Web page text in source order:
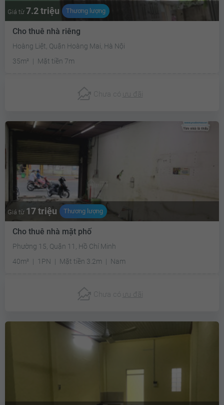
Giá từ 7.2 triệu Thương lượng
Cho thuê nhà riêng
Hoàng Liệt, Quận Hoàng Mai, Hà Nội
35m²
Mặt tiền 7m
Chưa có ưu đãi
Giá từ 17 triệu Thương lượng
Cho thuê nhà mặt phố
Phường 15, Quận 11, Hồ Chí Minh
40m²
1PN Mặt tiền 3.2m Nam
Chưa có ưu đãi